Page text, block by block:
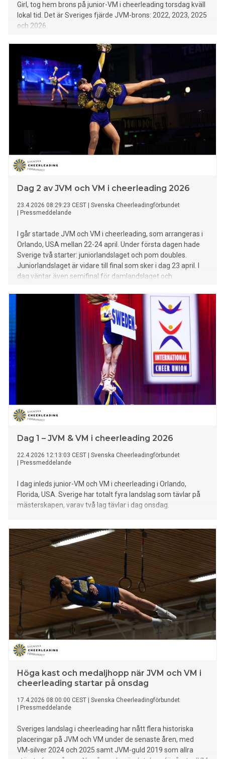
Girl, tog hem brons på junior-VM i cheerleading torsdag kväll
lokal tid. Det är Sveriges fjärde JVM-brons: 2022, 2023, 2025
och 2026.
Dag 2 av JVM och VM i cheerleading 2026
23.4.2026 08:29:23 CEST
Svenska Cheerleadingförbundet
Pressmeddelande
I går startade JVM och VM i cheerleading, som arrangeras i
Orlando, USA mellan 22-24 april. Under första dagen hade
Sverige två starter: juniorlandslaget och pom doubles.
Juniorlandslaget är vidare till final som sker i dag 23 april. I
dag väntar även semifinal för damlandslaget och
Dag 1 – JVM & VM i cheerleading 2026
22.4.2026 12:13:03 CEST
Svenska Cheerleadingförbundet
Pressmeddelande
I dag inleds junior-VM och VM i cheerleading i Orlando,
Florida, USA. Sverige har totalt fyra landslag som tävlar på
mästerskapen, varav två lag tävlar i dag onsdag.
Höga kast och medaljhopp när JVM och VM i
cheerleading startar på onsdag
17.4.2026 08:00:00 CEST
Svenska Cheerleadingförbundet
Pressmeddelande
Sveriges landslag i cheerleading har nått flera historiska
placeringar på JVM och VM under de senaste åren, med
VM-silver 2024 och 2025 samt JVM-guld 2019 som allra